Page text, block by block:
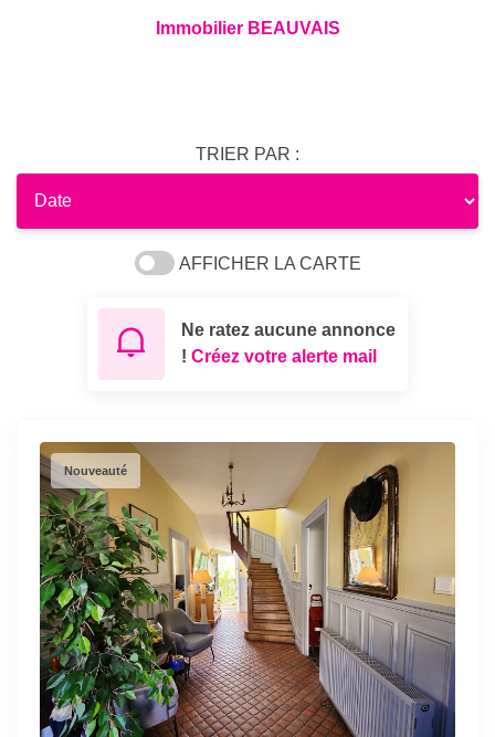
Immobilier BEAUVAIS
TRIER PAR :
AFFICHER LA CARTE
Ne ratez aucune annonce
! Créez votre alerte mail
Nouveauté